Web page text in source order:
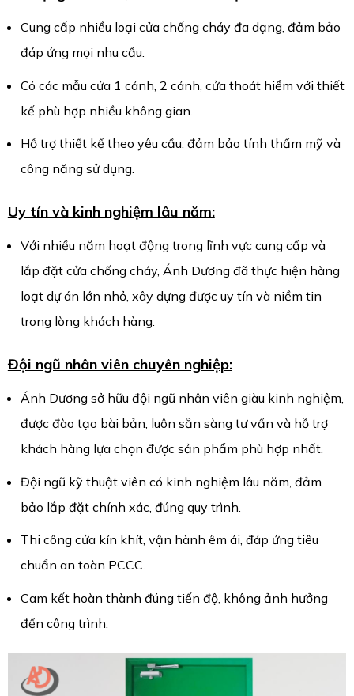
Cung cấp nhiều loại cửa chống cháy đa dạng, đảm bảo
đáp ứng mọi nhu cầu.
Có các mẫu cửa 1 cánh, 2 cánh, cửa thoát hiểm với thiết
kế phù hợp nhiều không gian.
Hỗ trợ thiết kế theo yêu cầu, đảm bảo tính thẩm mỹ và
công năng sử dụng.
Uy tín và kinh nghiệm lâu năm:
Với nhiều năm hoạt động trong lĩnh vực cung cấp và
lắp đặt cửa chống cháy, Ánh Dương đã thực hiện hàng
loạt dự án lớn nhỏ, xây dựng được uy tín và niềm tin
trong lòng khách hàng.
Đội ngũ nhân viên chuyên nghiệp:
Ánh Dương sở hữu đội ngũ nhân viên giàu kinh nghiệm,
được đào tạo bài bản, luôn sẵn sàng tư vấn và hỗ trợ
khách hàng lựa chọn được sản phẩm phù hợp nhất.
Đội ngũ kỹ thuật viên có kinh nghiệm lâu năm, đảm
bảo lắp đặt chính xác, đúng quy trình.
Thi công cửa kín khít, vận hành êm ái, đáp ứng tiêu
chuẩn an toàn PCCC.
Cam kết hoàn thành đúng tiến độ, không ảnh hưởng
đến công trình.